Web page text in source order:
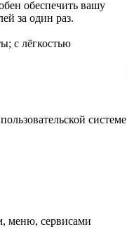
обеспечить вашу
за один раз.
с лёгкостью
системе
меню, сервисами